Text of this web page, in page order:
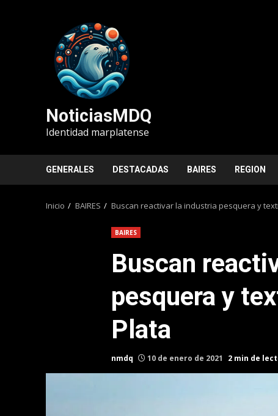
NoticiasMDQ
Identidad marplatense
GENERALES DESTACADAS BAIRES REGION
Inicio BAIRES Buscan reactivar la industria pesquera y
BAIRES
Buscan
pesquera y
Plata
nmdq 10 de enero de 2021 2 min de